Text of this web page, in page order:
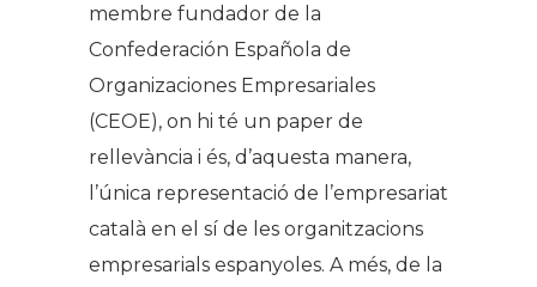
membre fundador de la
Confederación Española de
Organizaciones Empresariales
(CEOE), on hi té un paper de
rellevància i és, d’aquesta manera,
l’única representació de l’empresariat
català en el sí de les organitzacions
empresarials espanyoles. A més, de la